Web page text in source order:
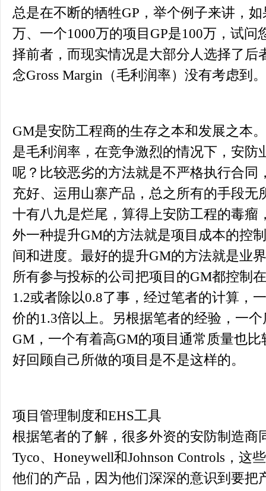
总是在不断的牺牲GP，举个例子来讲，
万、一个1000万的项目GP是100万，试
择前者，而现实情况是大部分人选择了后
念Gross Margin（毛利润率）没有考虑到。
GM是安防工程商的生存之本和发展之本
是毛利润率，在竞争激烈的情况下，安防
呢？比较恶劣的方法就是不严格执行合同
充好、运用山寨产品，总之所有的手段无
十有八九是烂尾，算得上安防工程的毒瘤
外一种提升GM的方法就是项目成本的控
间和进度。最好的提升GM的方法就是业
所有参与投标的公司把项目的GM都控制
1.2或者除以0.8了事，经过笔者的计算，
价的1.3倍以上。另根据笔者的经验，一
GM，一个有着高GM的项目通常质量也
好回顾自己所做的项目是不是这样的。
项目管理制度和EHS工具
根据笔者的了解，很多外资的安防制造商
Tyco、Honeywell和Johnson Controls，这
他们的产品，因为他们深深的意识到要把